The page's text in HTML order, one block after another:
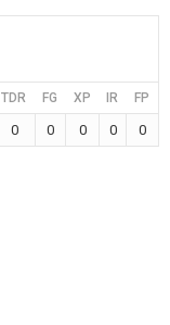
TDR FG XP IR FP
0 0 0 0 0